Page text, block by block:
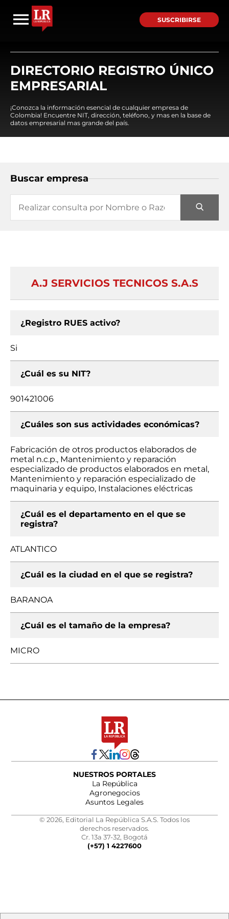
SUSCRIBIRSE
DIRECTORIO REGISTRO ÚNICO
EMPRESARIAL
¡Conozca la información esencial de cualquier empresa de
Colombia! Encuentre NIT, dirección, teléfono, y mas en la base de
datos empresarial mas grande del país.
Buscar empresa
A.J SERVICIOS TECNICOS S.A.S
¿Registro RUES activo?
Si
¿Cuál es su NIT?
901421006
¿Cuáles son sus actividades económicas?
Fabricación de otros productos elaborados de
metal n.c.p., Mantenimiento y reparación
especializado de productos elaborados en metal,
Mantenimiento y reparación especializado de
maquinaria y equipo, Instalaciones eléctricas
¿Cuál es el departamento en el que se
registra?
ATLANTICO
¿Cuál es la ciudad en el que se registra?
BARANOA
¿Cuál es el tamaño de la empresa?
MICRO
NUESTROS PORTALES
La República
Agronegocios
Asuntos Legales
© 2026, Editorial La República S.A.S. Todos los
derechos reservados.
Cr. 13a 37-32, Bogotá
(+57) 1 4227600